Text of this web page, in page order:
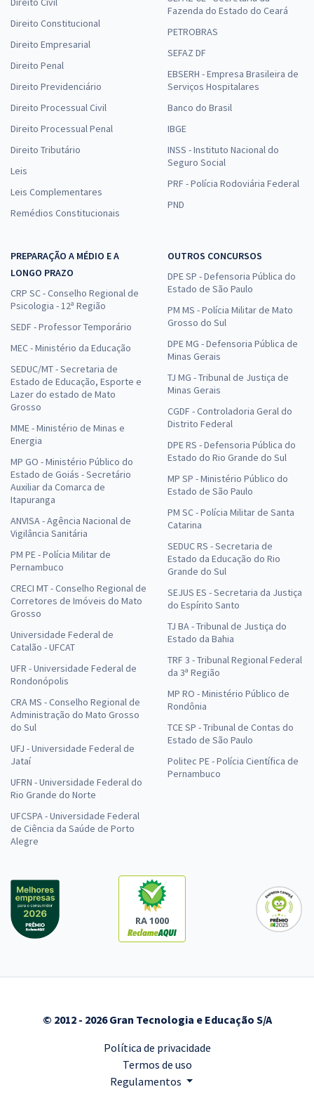
Direito Constitucional
Direito Empresarial
Direito Penal
Direito Previdenciário
Direito Processual Civil
Direito Processual Penal
Direito Tributário
Leis
Leis Complementares
Remédios Constitucionais
Fazenda do Estado do Ceará
PETROBRAS
SEFAZ DF
EBSERH - Empresa Brasileira de
Serviços Hospitalares
Banco do Brasil
IBGE
INSS - Instituto Nacional do
Seguro Social
PRF - Polícia Rodoviária Federal
PND
PREPARAÇÃO A MÉDIO E A
LONGO PRAZO
CRP SC - Conselho Regional de
Psicologia - 12ª Região
SEDF - Professor Temporário
MEC - Ministério da Educação
SEDUC/MT - Secretaria de
Estado de Educação, Esporte e
Lazer do estado de Mato
Grosso
MME - Ministério de Minas e
Energia
MP GO - Ministério Público do
Estado de Goiás - Secretário
Auxiliar da Comarca de
Itapuranga
ANVISA - Agência Nacional de
Vigilância Sanitária
PM PE - Polícia Militar de
Pernambuco
CRECI MT - Conselho Regional de
Corretores de Imóveis do Mato
Grosso
Universidade Federal de
Catalão - UFCAT
UFR - Universidade Federal de
Rondonópolis
CRA MS - Conselho Regional de
Administração do Mato Grosso
do Sul
UFJ - Universidade Federal de
Jataí
UFRN - Universidade Federal do
Rio Grande do Norte
UFCSPA - Universidade Federal
de Ciência da Saúde de Porto
Alegre
OUTROS CONCURSOS
DPE SP - Defensoria Pública do
Estado de São Paulo
PM MS - Polícia Militar de Mato
Grosso do Sul
DPE MG - Defensoria Pública de
Minas Gerais
TJ MG - Tribunal de Justiça de
Minas Gerais
CGDF - Controladoria Geral do
Distrito Federal
DPE RS - Defensoria Pública do
Estado do Rio Grande do Sul
MP SP - Ministério Público do
Estado de São Paulo
PM SC - Polícia Militar de Santa
Catarina
SEDUC RS - Secretaria de
Estado da Educação do Rio
Grande do Sul
SEJUS ES - Secretaria da Justiça
do Espírito Santo
TJ BA - Tribunal de Justiça do
Estado da Bahia
TRF 3 - Tribunal Regional Federal
da 3ª Região
MP RO - Ministério Público de
Rondônia
TCE SP - Tribunal de Contas do
Estado de São Paulo
Politec PE - Polícia Científica de
Pernambuco
RA 1000
© 2012 - 2026 Gran Tecnologia e Educação S/A
Política de privacidade
Termos de uso
Regulamentos